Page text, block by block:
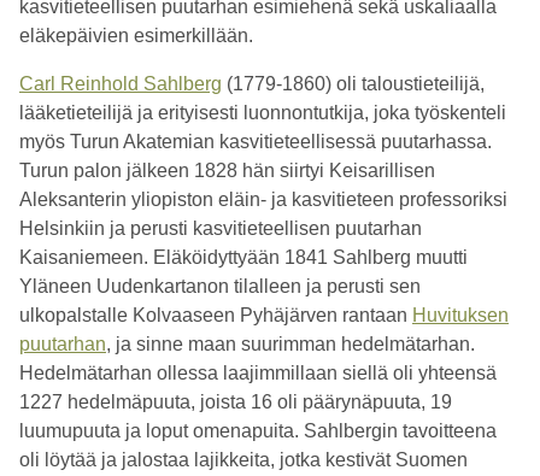
kasvitieteellisen puutarhan esimiehenä sekä uskaliaalla
eläkepäivien esimerkillään.
Carl Reinhold Sahlberg (1779-1860) oli taloustieteilijä,
lääketieteilijä ja erityisesti luonnontutkija, joka työskenteli
myös Turun Akatemian kasvitieteellisessä puutarhassa.
Turun palon jälkeen 1828 hän siirtyi Keisarillisen
Aleksanterin yliopiston eläin- ja kasvitieteen professoriksi
Helsinkiin ja perusti kasvitieteellisen puutarhan
Kaisaniemeen. Eläköidyttyään 1841 Sahlberg muutti
Yläneen Uudenkartanon tilalleen ja perusti sen
ulkopalstalle Kolvaaseen Pyhäjärven rantaan Huvituksen
puutarhan, ja sinne maan suurimman hedelmätarhan.
Hedelmätarhan ollessa laajimmillaan siellä oli yhteensä
1227 hedelmäpuuta, joista 16 oli päärynäpuuta, 19
luumupuuta ja loput omenapuita. Sahlbergin tavoitteena
oli löytää ja jalostaa lajikkeita, jotka kestivät Suomen